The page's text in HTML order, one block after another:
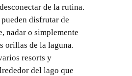
de la rutina.
disfrutar de
nadar o simplemente
orillas de la laguna.
resorts y
del lago que